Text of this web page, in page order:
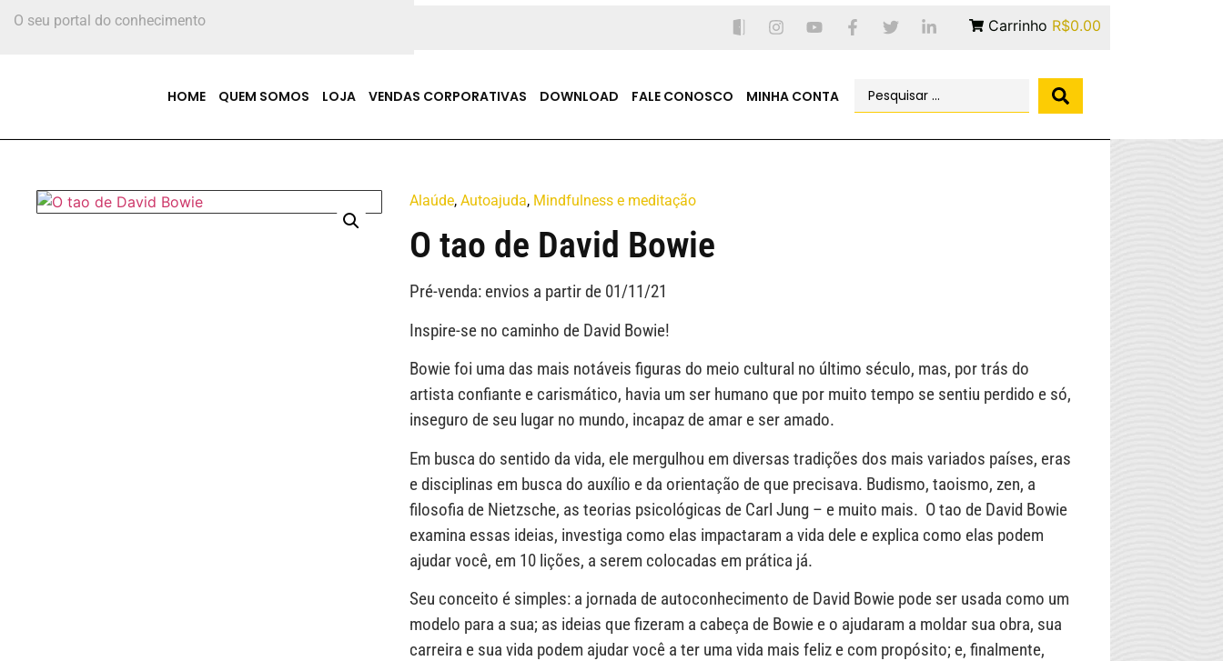
O seu portal do conhecimento Carrinho R$0.00
HOME QUEM SOMOS LOJA VENDAS CORPORATIVAS DOWNLOAD FALE CONOSCO MINHA CONTA
Alaúde, Autoajuda, Mindfulness e meditação
O tao de David Bowie
Pré-venda: envios a partir de 01/11/21
Inspire-se no caminho de David Bowie!
Bowie foi uma das mais notáveis figuras do meio cultural no último século, mas, por trás do
artista confiante e carismático, havia um ser humano que por muito tempo se sentiu perdido e só,
inseguro de seu lugar no mundo, incapaz de amar e ser amado.
Em busca do sentido da vida, ele mergulhou em diversas tradições dos mais variados países, eras
e disciplinas em busca do auxílio e da orientação de que precisava. Budismo, taoismo, zen, a
filosofia de Nietzsche, as teorias psicológicas de Carl Jung – e muito mais. O tao de David Bowie
examina essas ideias, investiga como elas impactaram a vida dele e explica como elas podem
ajudar você, em 10 lições, a serem colocadas em prática já.
Seu conceito é simples: a jornada de autoconhecimento de David Bowie pode ser usada como um
modelo para a sua; as ideias que fizeram a cabeça de Bowie e o ajudaram a moldar sua obra, sua
carreira e sua vida podem ajudar você a ter uma vida mais feliz e com propósito; e, finalmente,